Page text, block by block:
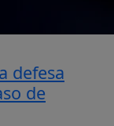
defesa
de